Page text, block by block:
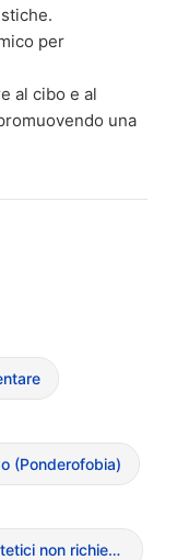
per
al cibo e al
una
(Ponderofobia)
Commenti estetici non richiesti